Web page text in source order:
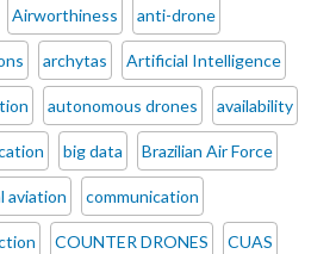
Airworthiness anti-drone
archytas Artificial Intelligence
autonomous drones availability
big data Brazilian Air Force
aviation communication
COUNTER DRONES CUAS